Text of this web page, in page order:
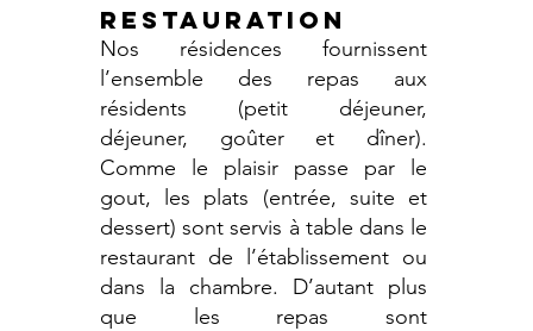
RESTAURATION
Nos résidences fournissent
l’ensemble des repas aux
résidents (petit déjeuner,
déjeuner, goûter et dîner).
Comme le plaisir passe par le
gout, les plats (entrée, suite et
dessert) sont servis à table dans le
restaurant de l’établissement ou
dans la chambre. D’autant plus
que les repas sont